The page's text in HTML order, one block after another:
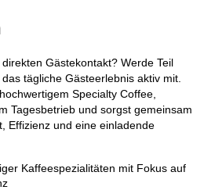
Gästekontakt? Werde Teil
tägliche Gästeerlebnis aktiv mit.
Specialty Coffee,
Tagesbetrieb und sorgst gemeinsam
Effizienz und eine einladende
Kaffeespezialitäten mit Fokus auf